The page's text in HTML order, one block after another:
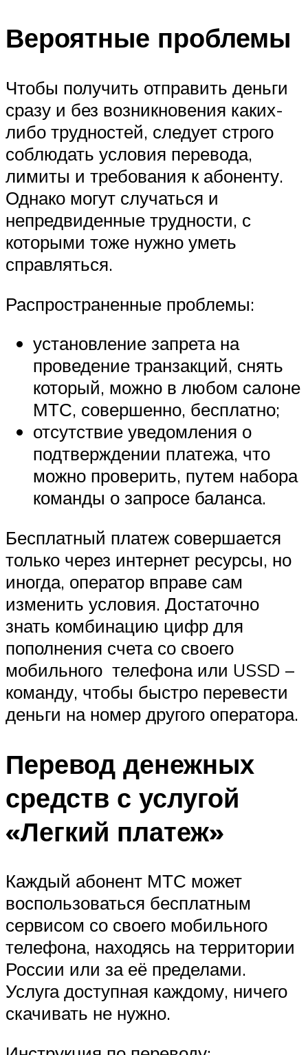
Вероятные проблемы
Чтобы получить отправить деньги
сразу и без возникновения каких-
либо трудностей, следует строго
соблюдать условия перевода,
лимиты и требования к абоненту.
Однако могут случаться и
непредвиденные трудности, с
которыми тоже нужно уметь
справляться.
Распространенные проблемы:
установление запрета на
проведение транзакций, снять
который, можно в любом салоне
МТС, совершенно, бесплатно;
отсутствие уведомления о
подтверждении платежа, что
можно проверить, путем набора
команды о запросе баланса.
Бесплатный платеж совершается
только через интернет ресурсы, но
иногда, оператор вправе сам
изменить условия. Достаточно
знать комбинацию цифр для
пополнения счета со своего
мобильного телефона или USSD –
команду, чтобы быстро перевести
деньги на номер другого оператора.
Перевод денежных
средств с услугой
«Легкий платеж»
Каждый абонент МТС может
воспользоваться бесплатным
сервисом со своего мобильного
телефона, находясь на территории
России или за её пределами.
Услуга доступная каждому, ничего
скачивать не нужно.